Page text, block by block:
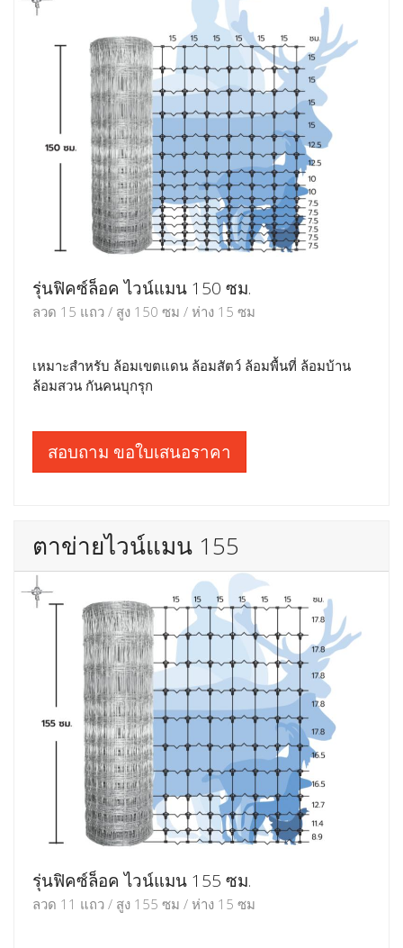
รุ่นฟิคซ์ล็อค ไวน์แมน 150 ซม.
ลวด 15 แถว / สูง 150 ซม / ห่าง 15 ซม
เหมาะสำหรับ ล้อมเขตแดน ล้อมสัตว์ ล้อมพื้นที่ ล้อมบ้าน
ล้อมสวน กันคนบุกรุก
สอบถาม ขอใบเสนอราคา
ตาข่ายไวน์แมน 155
รุ่นฟิคซ์ล็อค ไวน์แมน 155 ซม.
ลวด 11 แถว / สูง 155 ซม / ห่าง 15 ซม